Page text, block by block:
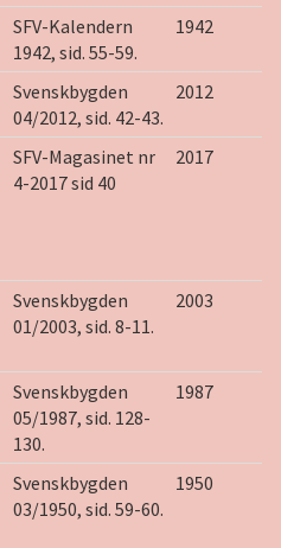
SFV-Kalendern
1942, sid. 55-59.
1942
Svenskbygden
04/2012, sid. 42-43.
2012
SFV-Magasinet nr
4-2017 sid 40
2017
Svenskbygden
01/2003, sid. 8-11.
2003
Svenskbygden
05/1987, sid. 128-
130.
1987
Svenskbygden
03/1950, sid. 59-60.
1950